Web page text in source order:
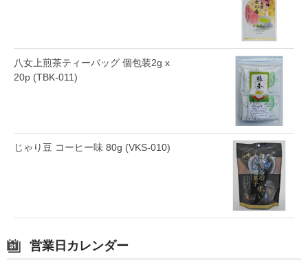
八女上煎茶ティーバッグ 個包装2g x
20p (TBK-011)
じゃり豆 コーヒー味 80g (VKS-010)
営業日カレンダー